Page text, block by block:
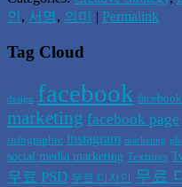
인 , 서명, 의미 | Permalink
Tag Cloud
design facebook
marketing facebook page
infographic instagram marketing
social media marketing Textures
무료 PSD 무료 디자인 무료